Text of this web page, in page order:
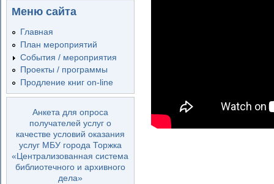
Меню сайта
Главная
План мероприятий
События / мероприятия
Проекты / программы
Продление книг on-line
Анкета для опроса
получателей услуг о
качестве условий оказания
услуг МБУ города Торжка
«Централизованная система
библиотечного и архивного
дела»